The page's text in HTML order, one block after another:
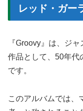
レッド・ガー
『Groovy』は、ジ
作品として、50年代
です。
このアルバムでは、